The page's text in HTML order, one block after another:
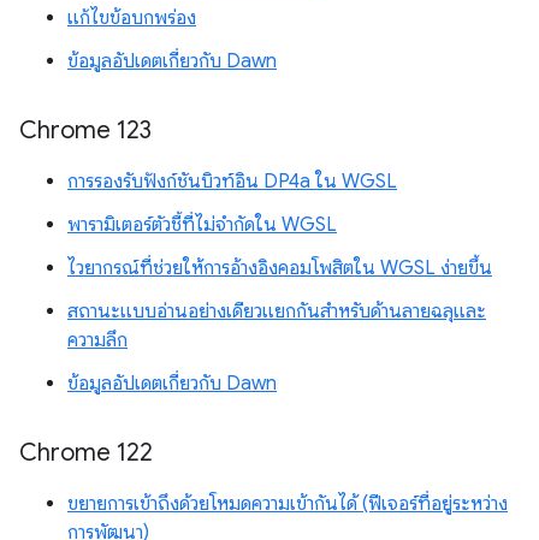
แก้ไขข้อบกพร่อง
ข้อมูลอัปเดตเกี่ยวกับ Dawn
Chrome 123
การรองรับฟังก์ชันบิวท์อิน DP4a ใน WGSL
พารามิเตอร์ตัวชี้ที่ไม่จำกัดใน WGSL
ไวยากรณ์ที่ช่วยให้การอ้างอิงคอมโพสิตใน WGSL ง่ายขึ้น
สถานะแบบอ่านอย่างเดียวแยกกันสำหรับด้านลายฉลุและ
ความลึก
ข้อมูลอัปเดตเกี่ยวกับ Dawn
Chrome 122
ขยายการเข้าถึงด้วยโหมดความเข้ากันได้ (ฟีเจอร์ที่อยู่ระหว่าง
การพัฒนา)